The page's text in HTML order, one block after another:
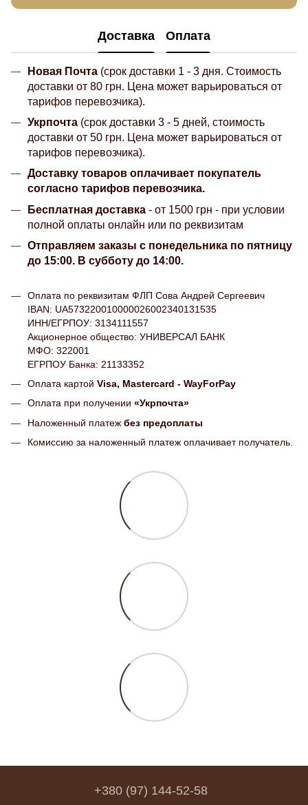
Доставка Оплата
Новая Почта (срок доставки 1 - 3 дня. Стоимость
доставки от 80 грн. Цена может варьироваться от
тарифов перевозчика).
Укрпочта (срок доставки 3 - 5 дней, стоимость
доставки от 50 грн. Цена может варьироваться от
тарифов перевозчика).
Доставку товаров оплачивает покупатель
согласно тарифов перевозчика.
Бесплатная доставка - от 1500 грн - при условии
полной оплаты онлайн или по реквизитам
Отправляем заказы с понедельника по пятницу
до 15:00. В субботу до 14:00.
Оплата по реквизитам ФЛП Сова Андрей Сергеевич
IBAN: UA573220010000026002340131535
ИНН/ЕГРПОУ: 3134111557
Акционерное общество: УНИВЕРСАЛ БАНК
МФО: 322001
ЕГРПОУ Банка: 21133352
Оплата картой Visa, Mastercard - WayForPay
Оплата при получении «Укрпочта»
Наложенный платеж без предоплаты
Комиссию за наложенный платеж оплачивает получатель.
+380 (97) 144-52-58